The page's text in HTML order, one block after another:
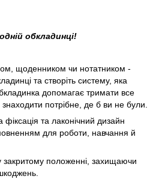
обкладинці!
щоденником чи нотатником -
та створіть систему, яка
допомагає тримати все
потрібне, де б ви не були.
та лаконічний дизайн
для роботи, навчання й
закритому положенні, захищаючи